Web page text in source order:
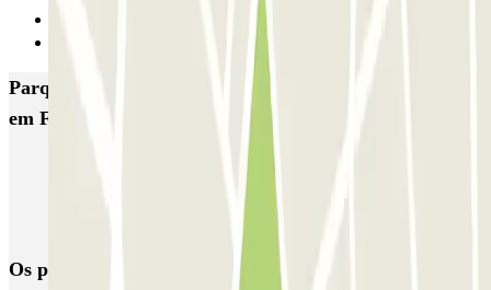
Parques de estacionamento com melhor classificação
em Figueres
SABA Plaça Catalunya Figueres SABA El Garrigal
Os parques de estacionamento mais reservados